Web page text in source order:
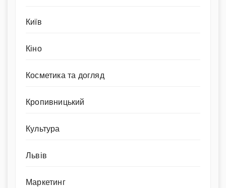
Київ
Кіно
Косметика та догляд
Кропивницький
Культура
Львів
Маркетинг